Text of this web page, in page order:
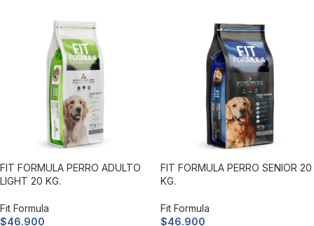
FIT FORMULA PERRO ADULTO
LIGHT 20 KG.
Fit Formula
$46.900
FIT FORMULA PERRO SENIOR 20
KG.
Fit Formula
$46.900